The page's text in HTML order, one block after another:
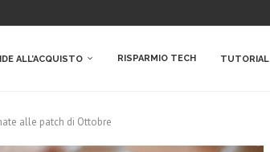
ALL’ACQUISTO RISPARMIO TECH TUTORIAL
alle patch di Ottobre